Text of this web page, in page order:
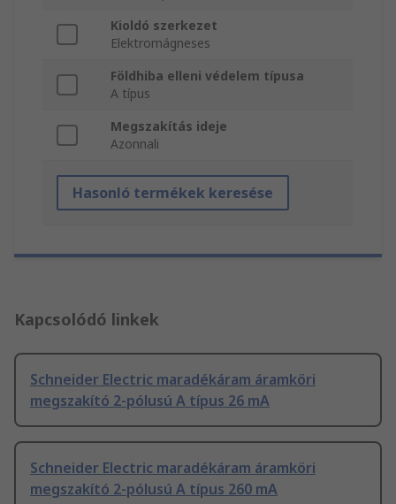
Kioldó szerkezet
Elektromágneses
Földhiba elleni védelem típusa
A típus
Megszakítás ideje
Azonnali
Hasonló termékek keresése
Kapcsolódó linkek
Schneider Electric maradékáram áramköri
megszakító 2-pólusú A típus 26 mA
Schneider Electric maradékáram áramköri
megszakító 2-pólusú A típus 260 mA